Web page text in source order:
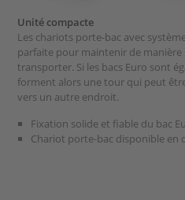
Unité compacte
Les chariots porte-bac avec
parfaite pour maintenir de manière
transporter. Si les bacs Euro sont
forment alors une tour qui peut
vers un autre endroit.
Fixation solide et fiable du bac
Chariot porte-bac disponible en